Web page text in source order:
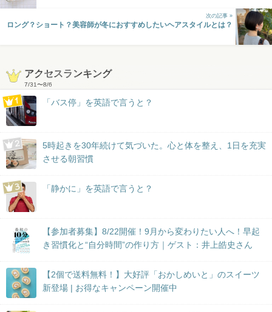
次の記事 »
ロング？ショート？美容師が冬におすすめしたいヘアスタイルとは？
アクセスランキング
7/31〜8/6
「バス停」を英語で言うと？
5時起きを30年続けて気づいた。心と体を整え、1日を充実
させる朝習慣
「静かに」を英語で言うと？
【参加者募集】8/22開催！9月から変わりたい人へ！早起
き習慣化と“自分時間”の作り方｜ゲスト：井上皓史さん
【2個で送料無料！】大好評「おかしめいと」のスイーツ
新登場 | お得なキャンペーン開催中